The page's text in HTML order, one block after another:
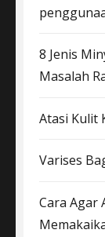
8 Jenis
Masalah
Atasi Kulit
Varises
Cara Agar